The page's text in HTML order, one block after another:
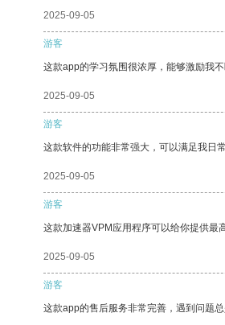
2025-09-05
游客
这款app的学习氛围很浓厚，能够激励我
2025-09-05
游客
这款软件的功能非常强大，可以满足我日
2025-09-05
游客
这款加速器VPM应用程序可以给你提供最
2025-09-05
游客
这款app的售后服务非常完善，遇到问题